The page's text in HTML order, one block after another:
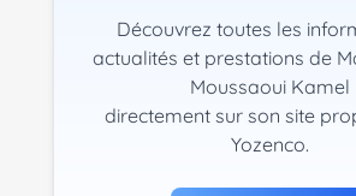
Découvrez toutes les
actualités et prestations de
Moussaoui Kamel
directement sur son site
Yozenco.